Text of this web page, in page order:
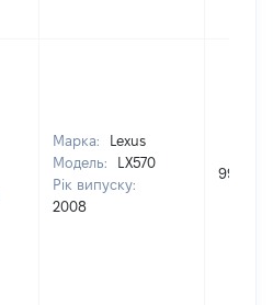
Марка:
Lexus
Модель:
LX570
Рік випуску:
2008
999103